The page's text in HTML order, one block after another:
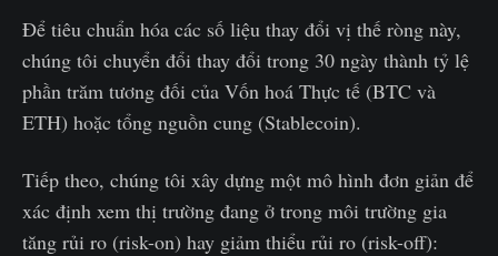
Để tiêu chuẩn hóa các số liệu thay đổi vị thế ròng này,
chúng tôi chuyển đổi thay đổi trong 30 ngày thành tỷ lệ
phần trăm tương đối của Vốn hoá Thực tế (BTC và
ETH) hoặc tổng nguồn cung (Stablecoin).
Tiếp theo, chúng tôi xây dựng một mô hình đơn giản để
xác định xem thị trường đang ở trong môi trường gia
tăng rủi ro (risk-on) hay giảm thiểu rủi ro (risk-off):